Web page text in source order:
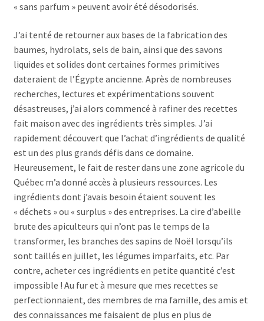
« sans parfum » peuvent avoir été désodorisés.
J’ai tenté de retourner aux bases de la fabrication des
baumes, hydrolats, sels de bain, ainsi que des savons
liquides et solides dont certaines formes primitives
dateraient de l’Égypte ancienne. Après de nombreuses
recherches, lectures et expérimentations souvent
désastreuses, j’ai alors commencé à rafiner des recettes
fait maison avec des ingrédients très simples. J’ai
rapidement découvert que l’achat d’ingrédients de qualité
est un des plus grands défis dans ce domaine.
Heureusement, le fait de rester dans une zone agricole du
Québec m’a donné accès à plusieurs ressources. Les
ingrédients dont j’avais besoin étaient souvent les
« déchets » ou « surplus » des entreprises. La cire d’abeille
brute des apiculteurs qui n’ont pas le temps de la
transformer, les branches des sapins de Noël lorsqu’ils
sont taillés en juillet, les légumes imparfaits, etc. Par
contre, acheter ces ingrédients en petite quantité c’est
impossible ! Au fur et à mesure que mes recettes se
perfectionnaient, des membres de ma famille, des amis et
des connaissances me faisaient de plus en plus de